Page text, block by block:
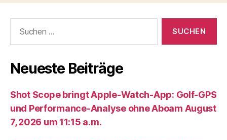
nach:
Neueste Beiträge
Shot Scope bringt Apple-Watch-App: Golf-GPS
und Performance-Analyse ohne Aboam August
7, 2026 um 11:15 a.m.